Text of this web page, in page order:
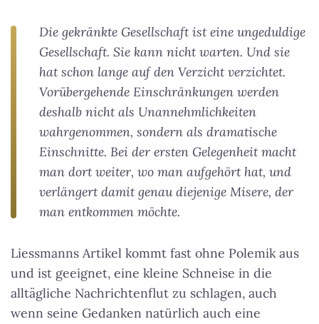
Die gekränkte Gesellschaft ist eine ungeduldige
Gesellschaft. Sie kann nicht warten. Und sie
hat schon lange auf den Verzicht verzichtet.
Vorübergehende Einschränkungen werden
deshalb nicht als Unannehmlichkeiten
wahrgenommen, sondern als dramatische
Einschnitte. Bei der ersten Gelegenheit macht
man dort weiter, wo man aufgehört hat, und
verlängert damit genau diejenige Misere, der
man entkommen möchte.
Liessmanns Artikel kommt fast ohne Polemik aus
und ist geeignet, eine kleine Schneise in die
alltägliche Nachrichtenflut zu schlagen, auch
wenn seine Gedanken natürlich auch eine